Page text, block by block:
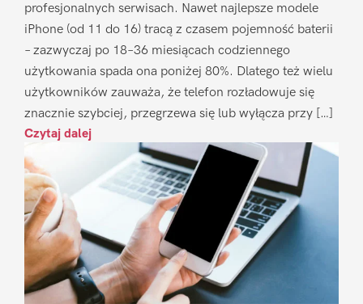
profesjonalnych serwisach. Nawet najlepsze modele
iPhone (od 11 do 16) tracą z czasem pojemność baterii
– zazwyczaj po 18–36 miesiącach codziennego
użytkowania spada ona poniżej 80%. Dlatego też wielu
użytkowników zauważa, że telefon rozładowuje się
znacznie szybciej, przegrzewa się lub wyłącza przy […]
Czytaj dalej